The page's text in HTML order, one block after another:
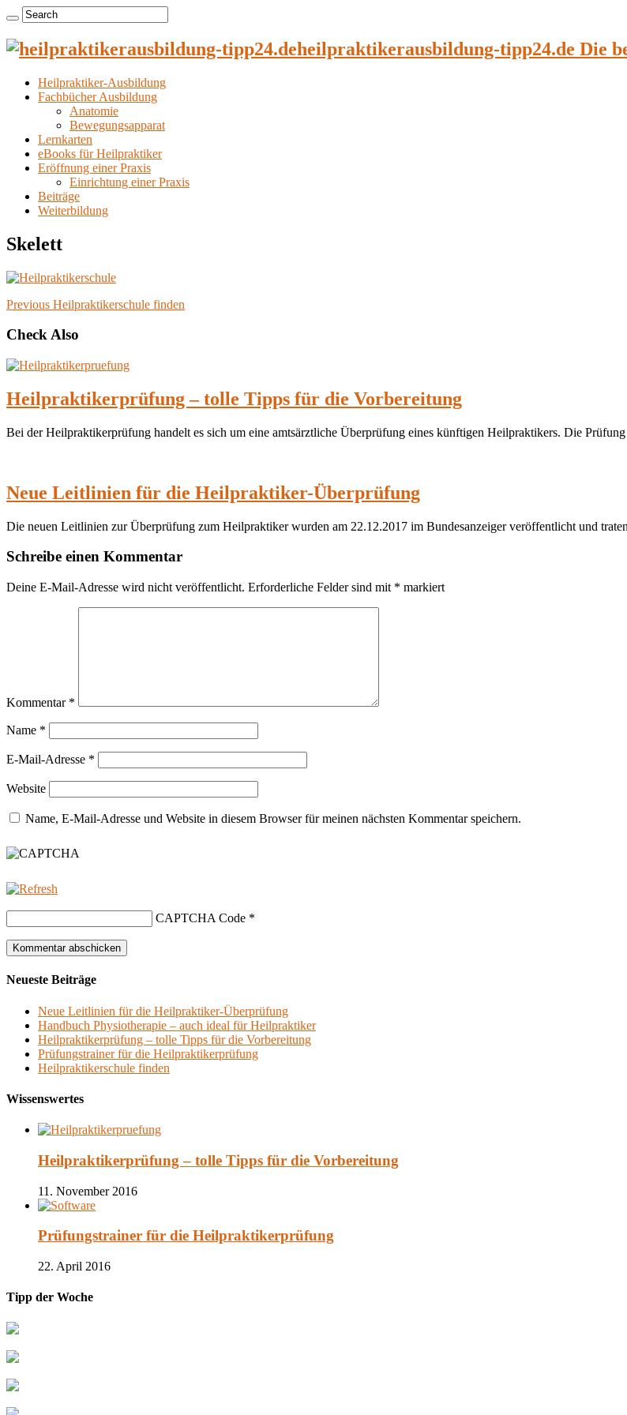
heilpraktikerausbildung-tipp24.de Die
Heilpraktiker-Ausbildung
Fachbücher Ausbildung
Anatomie
Bewegungsapparat
Lernkarten
eBooks für Heilpraktiker
Eröffnung einer Praxis
Einrichtung einer Praxis
Beiträge
Weiterbildung
Skelett
Previous Heilpraktikerschule finden
Check Also
Heilpraktikerprüfung – tolle Tipps für die Vorbereitung
Bei der Heilpraktikerprüfung handelt es sich um eine amtsärztliche Überprüfung eines künftigen Heilpraktikers. Die
Neue Leitlinien für die Heilpraktiker-Überprüfung
Die neuen Leitlinien zur Überprüfung zum Heilpraktiker wurden am 22.12.2017 im Bundesanzeiger veröffentlicht und
Schreibe einen Kommentar
Deine E-Mail-Adresse wird nicht veröffentlicht. Erforderliche Felder sind mit * markiert
Kommentar *
Name *
E-Mail-Adresse *
Website
Name, E-Mail-Adresse und Website in diesem Browser für meinen nächsten Kommentar speichern.
CAPTCHA Code *
Neueste Beiträge
Neue Leitlinien für die Heilpraktiker-Überprüfung
Handbuch Physiotherapie – auch ideal für Heilpraktiker
Heilpraktikerprüfung – tolle Tipps für die Vorbereitung
Prüfungstrainer für die Heilpraktikerprüfung
Heilpraktikerschule finden
Wissenswertes
Heilpraktikerprüfung – tolle Tipps für die Vorbereitung
11. November 2016
Prüfungstrainer für die Heilpraktikerprüfung
22. April 2016
Tipp der Woche